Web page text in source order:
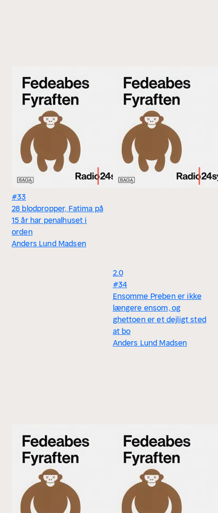
#33
28 blodpropper, Fatima på
15 år har penalhuset i
orden
Anders Lund Madsen
2.0
#34
Ensomme Preben er ikke
længere ensom, og
ghettoen er et dejligt sted
at bo
Anders Lund Madsen